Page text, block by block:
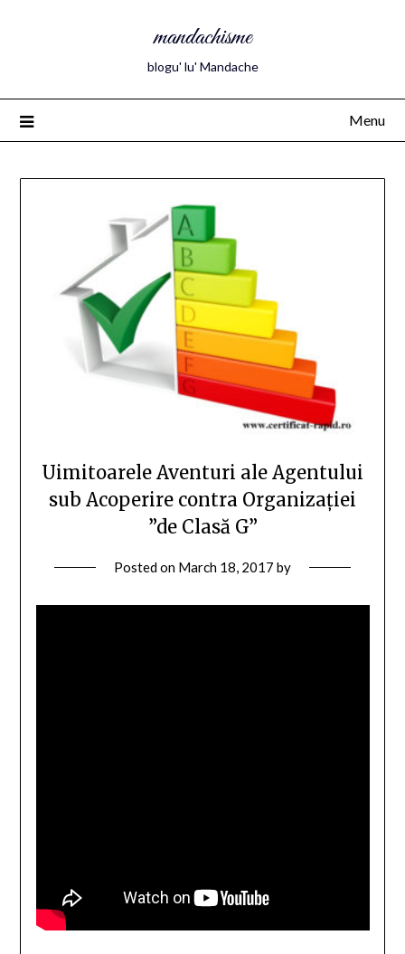
mandachisme
blogu' lu' Mandache
Menu
Uimitoarele Aventuri ale Agentului
sub Acoperire contra Organizației
”de Clasă G”
Posted on March 18, 2017 by